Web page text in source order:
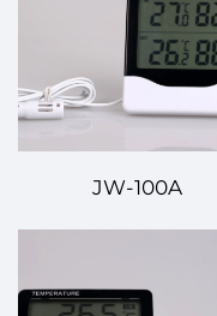
JW-100A